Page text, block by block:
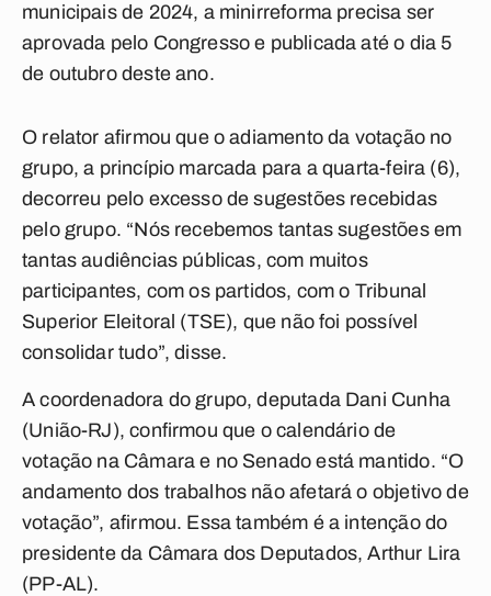
municipais de 2024, a minirreforma precisa ser
aprovada pelo Congresso e publicada até o dia 5
de outubro deste ano.
O relator afirmou que o adiamento da votação no
grupo, a princípio marcada para a quarta-feira (6),
decorreu pelo excesso de sugestões recebidas
pelo grupo. “Nós recebemos tantas sugestões em
tantas audiências públicas, com muitos
participantes, com os partidos, com o Tribunal
Superior Eleitoral (TSE), que não foi possível
consolidar tudo”, disse.
A coordenadora do grupo, deputada Dani Cunha
(União-RJ), confirmou que o calendário de
votação na Câmara e no Senado está mantido. “O
andamento dos trabalhos não afetará o objetivo de
votação”, afirmou. Essa também é a intenção do
presidente da Câmara dos Deputados, Arthur Lira
(PP-AL).